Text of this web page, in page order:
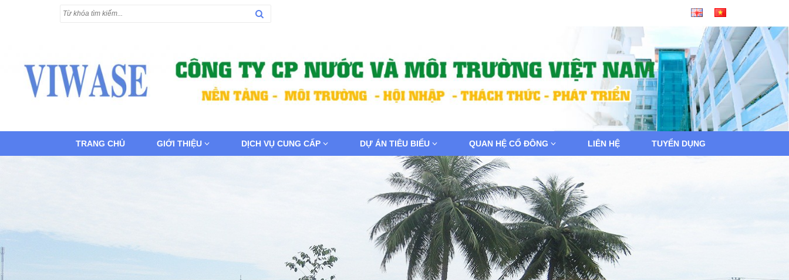
TRANG CHỦ GIỚI THIỆU DỊCH VỤ CUNG CẤP DỰ ÁN TIÊU BIỂU QUAN HỆ CỔ ĐÔNG LIÊN HỆ TUYỂN DỤNG